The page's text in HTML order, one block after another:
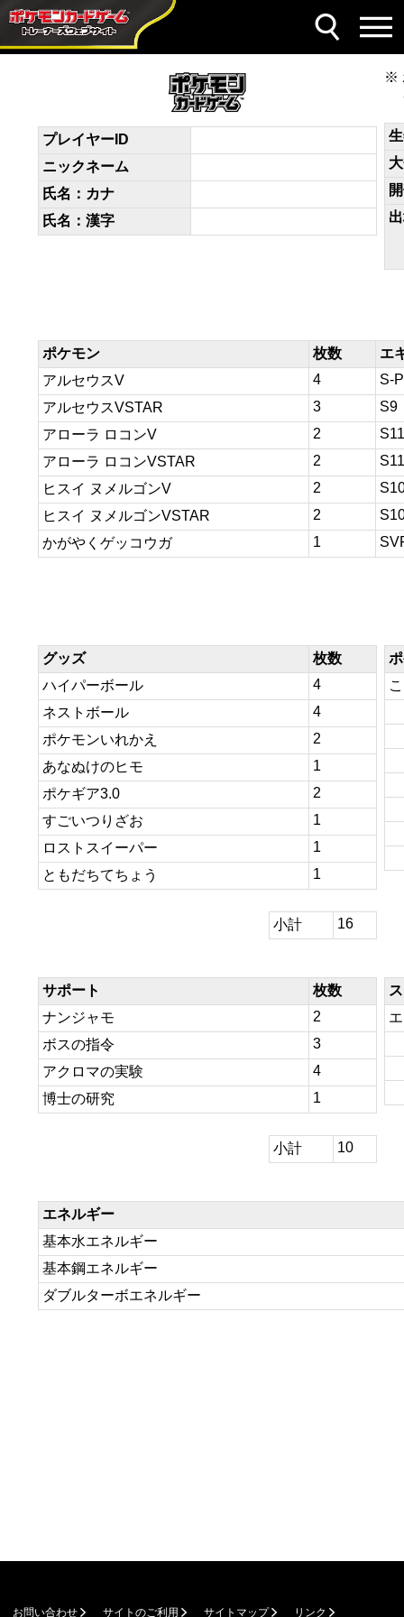
デッキコード
MEyUXy-SdOutH-pXMpM2
プレイヤーID
ニックネーム
氏名：カナ
氏名：漢字
ポケモン 枚数
エ
アルセウスV
4
S-P
アルセウスVSTAR
3
S9
アローラ ロコンV
2
アローラ ロコンVSTAR
2
ヒスイ ヌメルゴンV
2
ヒスイ ヌメルゴンVSTAR
2
かがやくゲッコウガ
1
グッズ
枚数
ハイパーボール
4
ネストボール
4
ポケモンいれかえ
2
あなぬけのヒモ
1
ポケギア3.0
2
すごいつりざお
1
ロストスイーパー
1
ともだちてちょう
1
小計 16
サポート
枚数
ナンジャモ
2
ボスの指令
3
アクロマの実験
4
博士の研究
1
小計 10
エネルギー
基本水エネルギー
基本鋼エネルギー
ダブルターボエネルギー
お問い合わせ サイトのご利用 サイトマップ リンク